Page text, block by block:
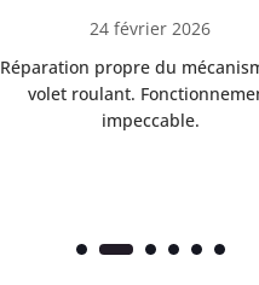
24 février 2026
Réparation propre du
volet roulant.
impeccable.